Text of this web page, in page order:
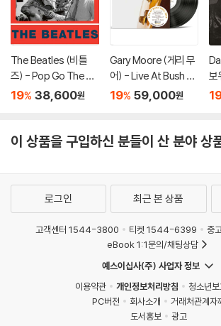
The Beatles (비틀
즈) - Pop Go The Be
atles June 1st 1963
19% 38,600원
Gary Moore (게리 무
어) - Live At Bush Ha
ll 2007 [2LP]
19% 59,000원
보
이 상품을 구입하신 분들이 산 분야 상
로그인 최근 본 상품
고객센터 1544-3800 티켓 1544-6399
중
eBook 1:1문의/채팅상담
예스이십사(주) 사업자 정보
이용약관
개인정보처리방침
청소년
PC버전
회사소개
거래처관계자
도서홍보
광고